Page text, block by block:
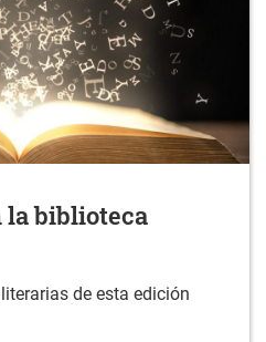
la biblioteca
de esta edición